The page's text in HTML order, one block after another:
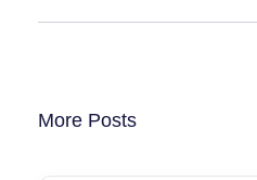
More Posts